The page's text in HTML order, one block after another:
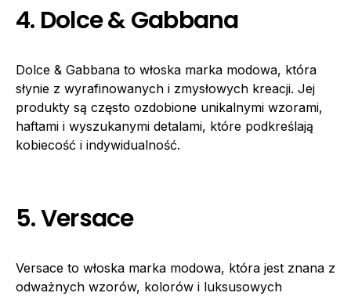
4. Dolce & Gabbana
Dolce & Gabbana to włoska marka modowa, która
słynie z wyrafinowanych i zmysłowych kreacji. Jej
produkty są często ozdobione unikalnymi wzorami,
haftami i wyszukanymi detalami, które podkreślają
kobiecość i indywidualność.
5. Versace
Versace to włoska marka modowa, która jest znana z
odważnych wzorów, kolorów i luksusowych